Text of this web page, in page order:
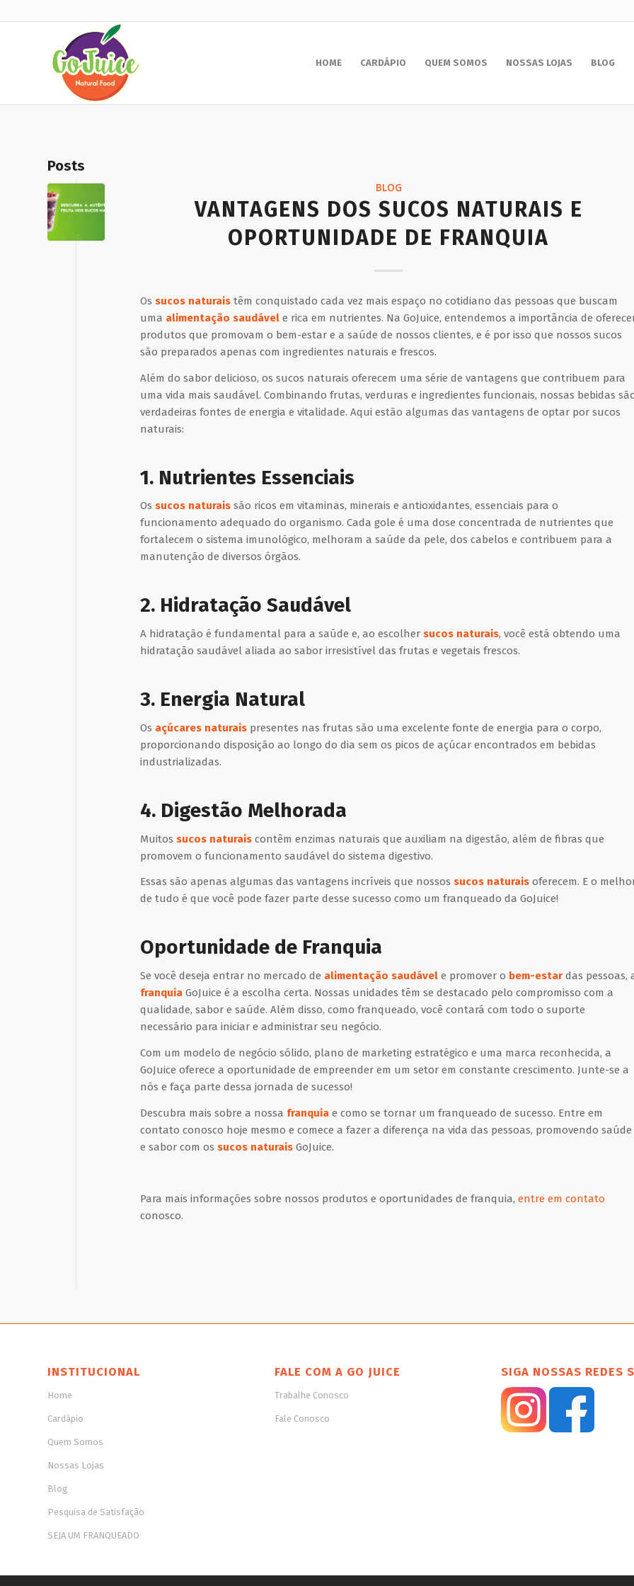
HOME CARDÁPIO QUEM SOMOS NOSSAS LOJAS BLOG
Posts
BLOG
VANTAGENS DOS SUCOS NATURAIS E
OPORTUNIDADE DE FRANQUIA
Os sucos naturais têm conquistado cada vez mais espaço no cotidiano das pessoas que buscam
uma alimentação saudável e rica em nutrientes. Na GoJuice, entendemos a importância de
produtos que promovam o bem-estar e a saúde de nossos clientes, e é por isso que nossos sucos
são preparados apenas com ingredientes naturais e frescos.
Além do sabor delicioso, os sucos naturais oferecem uma série de vantagens que contribuem para
uma vida mais saudável. Combinando frutas, verduras e ingredientes funcionais, nossas bebidas
verdadeiras fontes de energia e vitalidade. Aqui estão algumas das vantagens de optar por sucos
naturais:
1. Nutrientes Essenciais
Os sucos naturais são ricos em vitaminas, minerais e antioxidantes, essenciais para o
funcionamento adequado do organismo. Cada gole é uma dose concentrada de nutrientes que
fortalecem o sistema imunológico, melhoram a saúde da pele, dos cabelos e contribuem para a
manutenção de diversos órgãos.
2. Hidratação Saudável
A hidratação é fundamental para a saúde e, ao escolher sucos naturais, você está obtendo uma
hidratação saudável aliada ao sabor irresistível das frutas e vegetais frescos.
3. Energia Natural
Os açúcares naturais presentes nas frutas são uma excelente fonte de energia para o corpo,
proporcionando disposição ao longo do dia sem os picos de açúcar encontrados em bebidas
industrializadas.
4. Digestão Melhorada
Muitos sucos naturais contêm enzimas naturais que auxiliam na digestão, além de fibras que
promovem o funcionamento saudável do sistema digestivo.
Essas são apenas algumas das vantagens incríveis que nossos sucos naturais oferecem. E o
de tudo é que você pode fazer parte desse sucesso como um franqueado da GoJuice!
Oportunidade de Franquia
Se você deseja entrar no mercado de alimentação saudável e promover o bem-estar das pessoas,
franquia GoJuice é a escolha certa. Nossas unidades têm se destacado pelo compromisso com a
qualidade, sabor e saúde. Além disso, como franqueado, você contará com todo o suporte
necessário para iniciar e administrar seu negócio.
Com um modelo de negócio sólido, plano de marketing estratégico e uma marca reconhecida, a
GoJuice oferece a oportunidade de empreender em um setor em constante crescimento. Junte-se a
nós e faça parte dessa jornada de sucesso!
Descubra mais sobre a nossa franquia e como se tornar um franqueado de sucesso. Entre em
contato conosco hoje mesmo e comece a fazer a diferença na vida das pessoas, promovendo saúde
e sabor com os sucos naturais GoJuice.
Para mais informações sobre nossos produtos e oportunidades de franquia, entre em contato
conosco.
INSTITUCIONAL
Home
Cardápio
Quem Somos
Nossas Lojas
Blog
Pesquisa de Satisfação
SEJA UM FRANQUEADO
FALE COM A GO JUICE
Trabalhe Conosco
Fale Conosco
SIGA NOSSAS REDES